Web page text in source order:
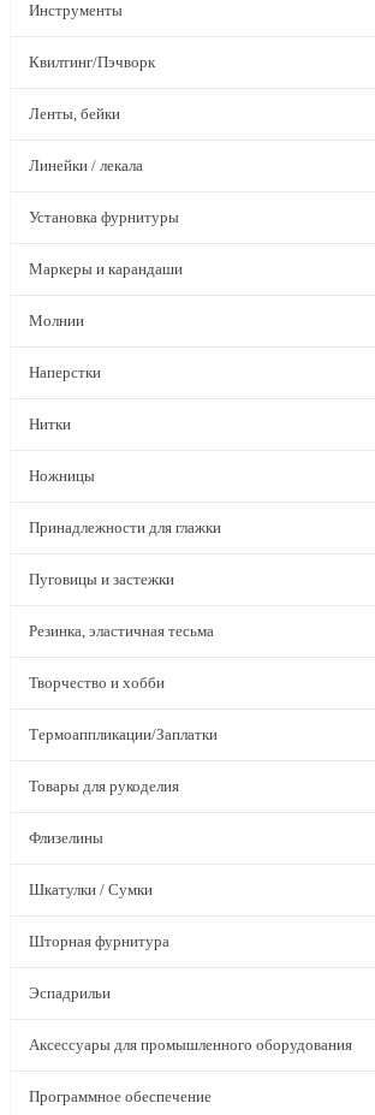
Инструменты
Квилтинг/Пэчворк
Ленты, бейки
Линейки / лекала
Установка фурнитуры
Маркеры и карандаши
Молнии
Наперстки
Нитки
Ножницы
Принадлежности для глажки
Пуговицы и застежки
Резинка, эластичная тесьма
Творчество и хобби
Термоаппликации/Заплатки
Товары для рукоделия
Флизелины
Шкатулки / Сумки
Шторная фурнитура
Эспадрильи
Аксессуары для промышленного оборудования
Программное обеспечение